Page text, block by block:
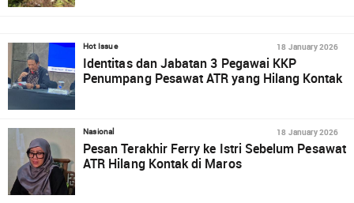
Hot Issue 18 January 2026
Identitas dan Jabatan 3 Pegawai KKP
Penumpang Pesawat ATR yang Hilang Kontak
Nasional 18 January 2026
Pesan Terakhir Ferry ke Istri Sebelum Pesawat
ATR Hilang Kontak di Maros